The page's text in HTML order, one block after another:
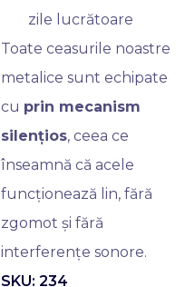
zile lucrătoare
Toate ceasurile noastre
metalice sunt echipate
cu prin mecanism
silențios, ceea ce
înseamnă că acele
funcționează lin, fără
zgomot și fără
interferențe sonore.
SKU: 234